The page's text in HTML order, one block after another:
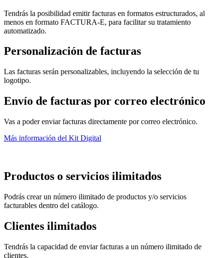
Tendrás la posibilidad emitir facturas en formatos estructurados, al
menos en formato FACTURA-E, para facilitar su tratamiento
automatizado.
Personalización de facturas
Las facturas serán personalizables, incluyendo la selección de tu
logotipo.
Envío de facturas por correo electrónico
Vas a poder enviar facturas directamente por correo electrónico.
Más información del Kit Digital
Productos o servicios ilimitados
Podrás crear un número ilimitado de productos y/o servicios
facturables dentro del catálogo.
Clientes ilimitados
Tendrás la capacidad de enviar facturas a un número ilimitado de
clientes.